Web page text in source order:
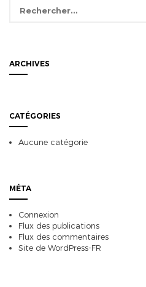
ARCHIVES
CATÉGORIES
Aucune catégorie
MÉTA
Connexion
Flux des publications
Flux des commentaires
Site de WordPress-FR